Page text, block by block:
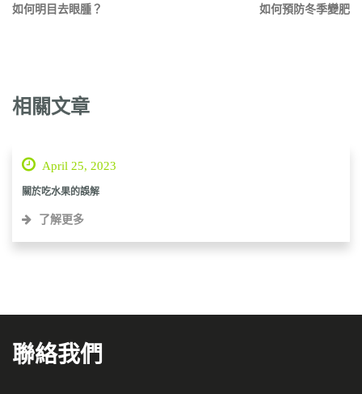
如何明目去眼腫？ 如何預防冬季變肥
相關文章
April 25, 2023
關於吃水果的誤解
了解更多
聯絡我們